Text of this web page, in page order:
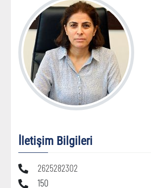
İletişim Bilgileri
2625282302
150